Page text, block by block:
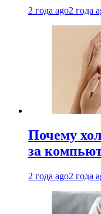
2 года ago2 года
Почему
за
2 года ago2 года